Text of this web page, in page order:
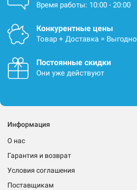
Время работы: 10:00 - 20:00
Конкурентные цены
Товар + Доставка = Выгодно
Постоянные скидки
Они уже действуют
Информация
О нас
Гарантия и возврат
Условия соглашения
Поставщикам